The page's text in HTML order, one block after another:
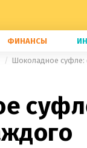
ФИНАНСЫ
Шоколадное суфле: